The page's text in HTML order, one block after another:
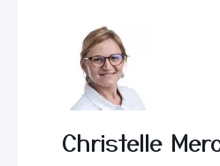
Christelle